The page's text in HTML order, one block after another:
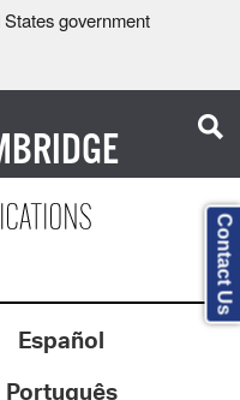
government
Español
Português
Contact Us